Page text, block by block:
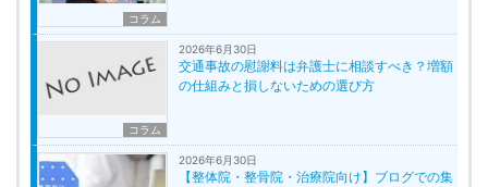
コラム
コラム
2026年6月30日
交通事故の慰謝料は弁護士に相談すべき？増額
の仕組みと損しないための選び方
2026年6月30日
【整体院・整骨院・治療院向け】ブログでの集